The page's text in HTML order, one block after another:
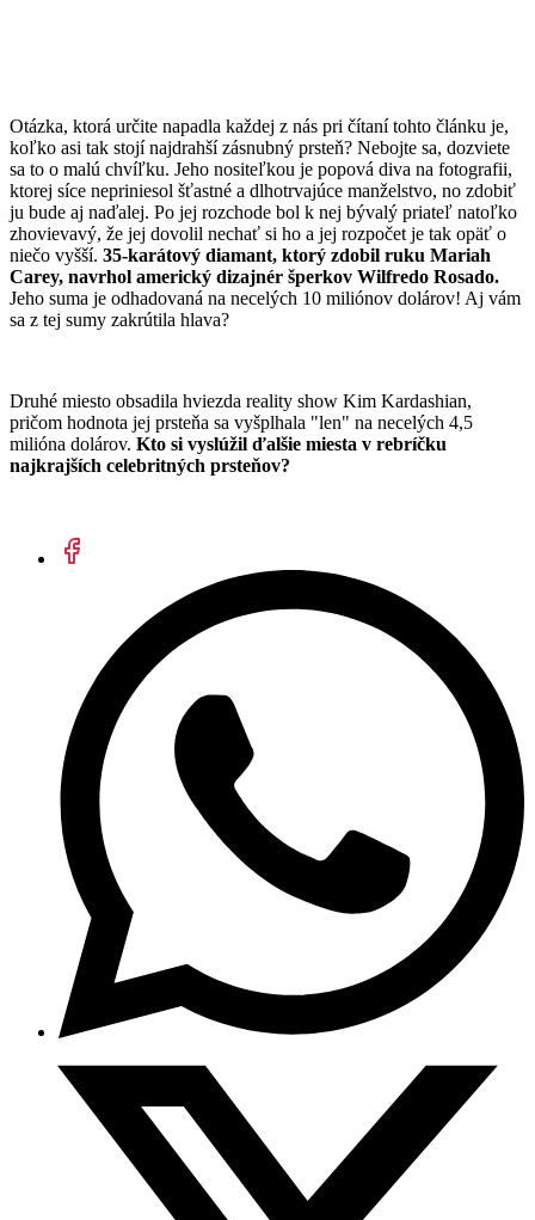
Otázka, ktorá určite napadla každej z nás pri čítaní tohto článku je,
koľko asi tak stojí najdrahší zásnubný prsteň? Nebojte sa, dozviete
sa to o malú chvíľku. Jeho nositeľkou je popová diva na fotografii,
ktorej síce nepriniesol šťastné a dlhotrvajúce manželstvo, no zdobiť
ju bude aj naďalej. Po jej rozchode bol k nej bývalý priateľ natoľko
zhovievavý, že jej dovolil nechať si ho a jej rozpočet je tak opäť o
niečo vyšší. 35-karátový diamant, ktorý zdobil ruku Mariah
Carey, navrhol americký dizajnér šperkov Wilfredo Rosado.
Jeho suma je odhadovaná na necelých 10 miliónov dolárov! Aj vám
sa z tej sumy zakrútila hlava?
Druhé miesto obsadila hviezda reality show Kim Kardashian,
pričom hodnota jej prsteňa sa vyšplhala "len" na necelých 4,5
milióna dolárov. Kto si vyslúžil ďalšie miesta v rebríčku
najkrajších celebritných prsteňov?